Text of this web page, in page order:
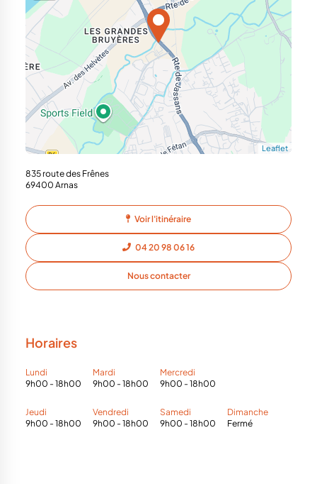
Leaflet
835 route des Frênes
69400 Arnas
Voir l'itinéraire
04 20 98 06 16
Nous contacter
Horaires
Lundi
9h00 - 18h00
Mardi
9h00 - 18h00
Mercredi
9h00 - 18h00
Jeudi
9h00 - 18h00
Vendredi
9h00 - 18h00
Samedi
9h00 - 18h00
Dimanche
Fermé